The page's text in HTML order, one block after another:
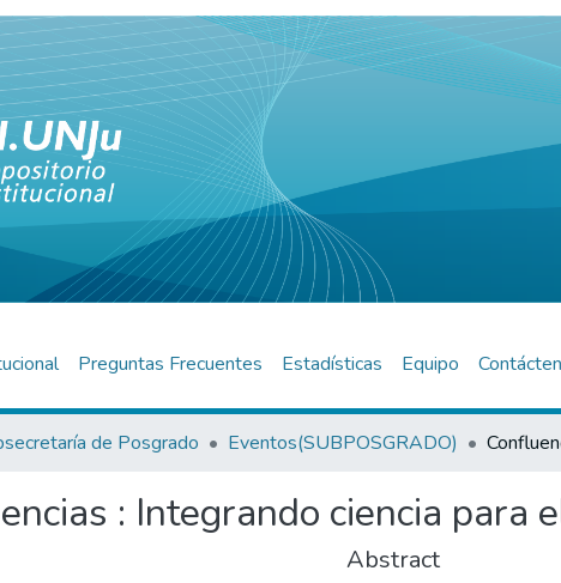
Preguntas Frecuentes Estadísticas Equipo
de Posgrado Eventos(SUBPOSGRADO)
: Integrando ciencia para
Abstract